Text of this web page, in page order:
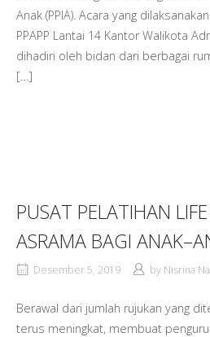
Anak (PPIA). Acara yang
PPAPP Lantai 14 Kantor Walikota
dihadiri oleh bidan dari berbagai
[…]
PUSAT PELATIHAN
ASRAMA BAGI
Desember 5, 2019 by Nisrina
Berawal dari jumlah rujukan yang
terus meningkat, membuat